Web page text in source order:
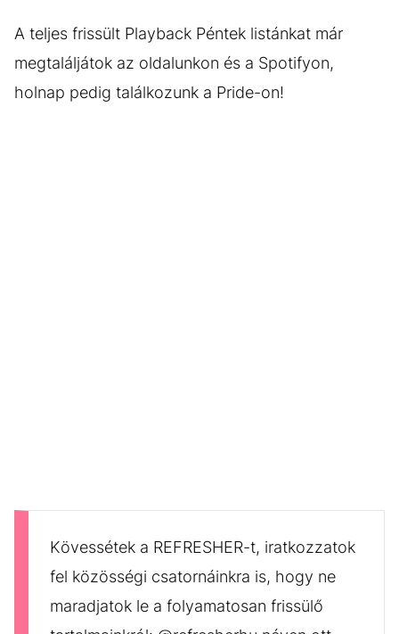
A teljes frissült Playback Péntek listánkat már
megtaláljátok az oldalunkon és a Spotifyon,
holnap pedig találkozunk a Pride-on!
Kövessétek a REFRESHER-t, iratkozzatok
fel közösségi csatornáinkra is, hogy ne
maradjatok le a folyamatosan frissülő